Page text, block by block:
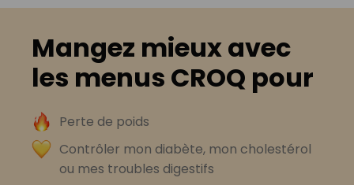
Mangez mieux avec
les menus CROQ pour
Perte de poids
Contrôler mon diabète, mon cholestérol
ou mes troubles digestifs